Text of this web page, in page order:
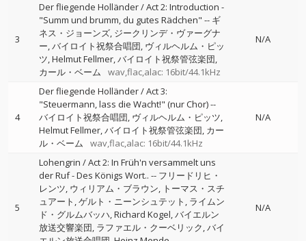
3
Der fliegende Holländer / Act 2: Introduction -
"Summ und brumm, du gutes Rädchen" -- ギ
ネス・ジョーンズ ジークリンデ・ヴァーグナ
ー バイロイト祝祭合唱団 ヴィルヘルム・ピッ
ツ Helmut Fellmer バイロイト祝祭管弦楽団
カール・ベーム
wav,flac,alac: 16bit/44.1kHz
N/A
4
Der fliegende Holländer / Act 3:
"Steuermann, lass die Wacht!" (nur Chor)--
バイロイト祝祭合唱団 ヴィルヘルム・ピッツ
Helmut Fellmer バイロイト祝祭管弦楽団 カー
ル・ベーム
wav,flac,alac: 16bit/44.1kHz
N/A
5
Lohengrin / Act 2: In Früh'n versammelt uns
der Ruf - Des Königs Wort.. -- フリードリヒ・
レンツ ウィリアム・ブラウン
トーマス・スチ
ュアート ゲルト・ニーンシュテット ライムン
ド・グルムバッハ Richard Kogel バイエルン
放送交響楽団 ラファエル・クーベリック バイ
N/A